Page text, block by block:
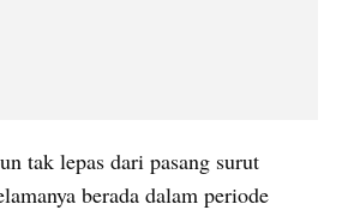
tak lepas dari pasang surut
berada dalam periode